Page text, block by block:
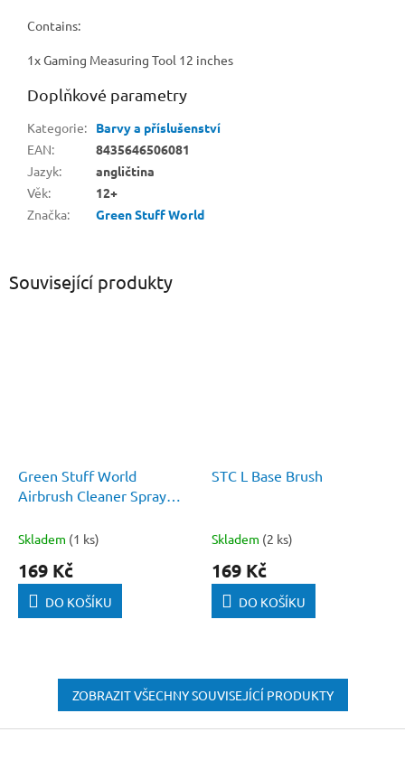
Související produkty
Green Stuff World
Airbrush Cleaner Spray
Skladem (1 ks)
169 Kč
DO KOŠÍKU
STC L Base Brush
Skladem (2 ks)
169 Kč
DO KOŠÍKU
ZOBRAZIT VŠECHNY SOUVISEJÍCÍ PRODUKTY
Contains:
1x Gaming Measuring Tool 12 inches
Doplňkové parametry
Kategorie:
Barvy a příslušenství
EAN:
8435646506081
Jazyk:
angličtina
Věk:
12+
Značka: Green Stuff World
Z